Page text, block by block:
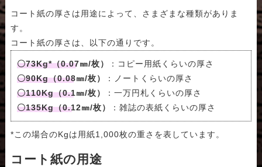
コート紙の厚さは用途によって、さまざまな種類がありま
す。
コート紙の厚さは、以下の通りです。
〇73Kg*（0.07㎜/枚）
：コピー用紙くらいの厚さ
〇90Kg（0.08㎜/枚）
：ノートくらいの厚さ
〇110Kg（0.1㎜/枚）
：一万円札くらいの厚さ
〇135Kg（0.12㎜/枚）
：雑誌の表紙くらいの厚さ
*この場合のKgは用紙1,000枚の重さを表しています。
コート紙の用途